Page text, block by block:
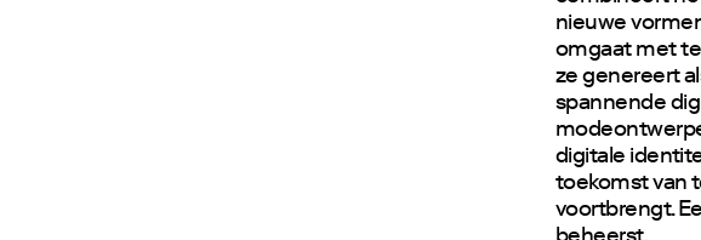
nieuwe
omgaat met
ze genereert
spannende
digitale
toekomst van
voortbrengt.